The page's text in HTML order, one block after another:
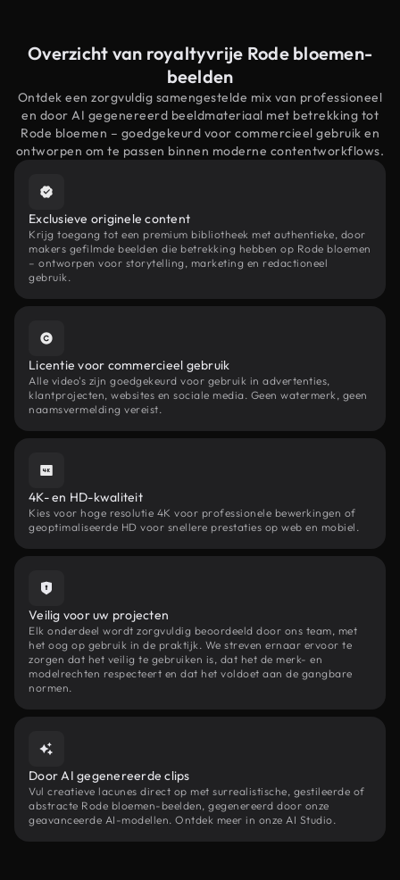
Overzicht van royaltyvrije Rode bloemen-
beelden
Ontdek een zorgvuldig samengestelde mix van professioneel
en door AI gegenereerd beeldmateriaal met betrekking tot
Rode bloemen – goedgekeurd voor commercieel gebruik en
ontworpen om te passen binnen moderne contentworkflows.
Exclusieve originele content
Krijg toegang tot een premium bibliotheek met authentieke, door
makers gefilmde beelden die betrekking hebben op Rode bloemen
– ontworpen voor storytelling, marketing en redactioneel
gebruik.
Licentie voor commercieel gebruik
Alle video's zijn goedgekeurd voor gebruik in advertenties,
klantprojecten, websites en sociale media. Geen watermerk, geen
naamsvermelding vereist.
4K- en HD-kwaliteit
Kies voor hoge resolutie 4K voor professionele bewerkingen of
geoptimaliseerde HD voor snellere prestaties op web en mobiel.
Veilig voor uw projecten
Elk onderdeel wordt zorgvuldig beoordeeld door ons team, met
het oog op gebruik in de praktijk. We streven ernaar ervoor te
zorgen dat het veilig te gebruiken is, dat het de merk- en
modelrechten respecteert en dat het voldoet aan de gangbare
normen.
Door AI gegenereerde clips
Vul creatieve lacunes direct op met surrealistische, gestileerde of
abstracte Rode bloemen-beelden, gegenereerd door onze
geavanceerde AI-modellen. Ontdek meer in onze AI Studio.